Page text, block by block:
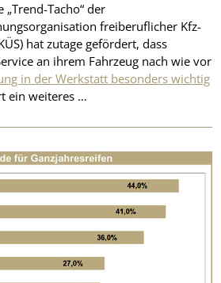
Tacho“ der
freiberuflicher Kfz-
hat zutage gefördert, dass
an ihrem Fahrzeug nach wie vor
in der Werkstatt besonders wichtig
ein weiteres …